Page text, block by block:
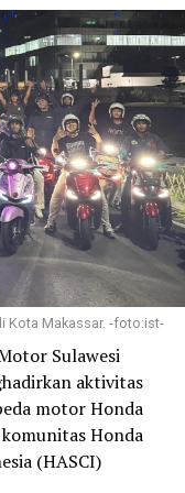
tantangan
menggunakan
(SS) 600
Herjun Atna
pebalap yang
di musim lalu.
AHRT
bersama Muh.
di kelas ini.
Cup, yang
Pada musim
Honda akan
Ayatullah, Bintang
Kompetisi ini
Kota Makassar. -foto:ist-
Sulawesi
aktivitas
motor Honda
Honda
(HASCI)